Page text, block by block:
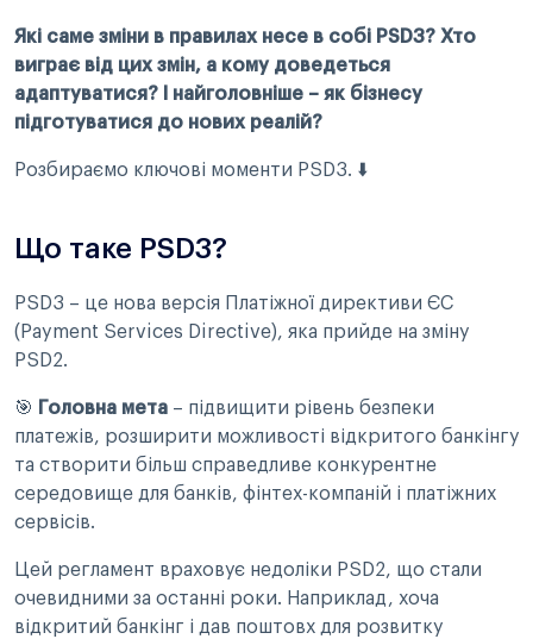
Які саме зміни в правилах несе в собі PSD3? Хто
виграє від цих змін, а кому доведеться
адаптуватися? І найголовніше – як бізнесу
підготуватися до нових реалій?
Розбираємо ключові моменти PSD3. ⬇️
Що таке PSD3?
PSD3 – це нова версія Платіжної директиви ЄС
(Payment Services Directive), яка прийде на зміну
PSD2.
🎯 Головна мета – підвищити рівень безпеки
платежів, розширити можливості відкритого банкінгу
та створити більш справедливе конкурентне
середовище для банків, фінтех-компаній і платіжних
сервісів.
Цей регламент враховує недоліки PSD2, що стали
очевидними за останні роки. Наприклад, хоча
відкритий банкінг і дав поштовх для розвитку